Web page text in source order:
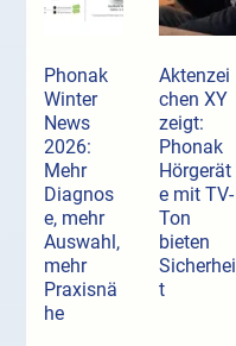
Phonak
Winter
News
2026:
Mehr
Diagnos
e, mehr
Auswahl,
mehr
Praxisnä
he
Aktenzei
chen XY
zeigt:
Phonak
Hörgerät
e mit TV-
Ton
bieten
Sicherhei
t